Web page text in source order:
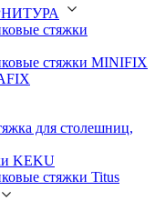
стяжки
стяжки MINIFIX
для столешниц,
KEKU
стяжки Titus